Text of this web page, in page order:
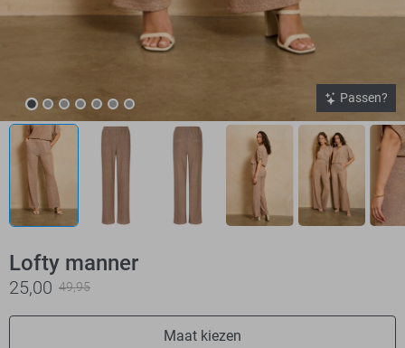
Passen?
Lofty manner
25,00 49,95
Maat kiezen